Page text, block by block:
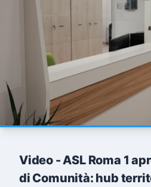
Video - ASL Roma 1
di Comunità: hub